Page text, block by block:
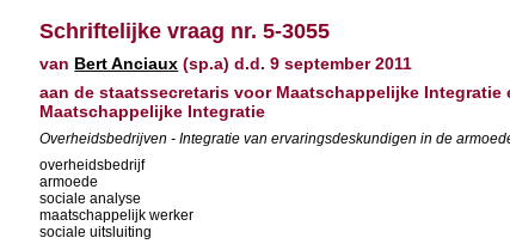
Schriftelijke vraag nr. 5-3055
van Bert Anciaux (sp.a) d.d. 9 september 2011
aan de staatssecretaris voor Maatschappelijke
Maatschappelijke Integratie
Overheidsbedrijven - Integratie van ervaringsdeskundigen in de
overheidsbedrijf
armoede
sociale analyse
maatschappelijk werker
sociale uitsluiting